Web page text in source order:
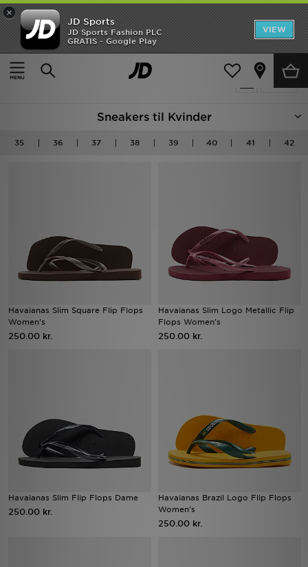
×
JD Sports
JD Sports Fashion PLC
GRATIS - Google Play
VIEW
Hjem
Damer Damesko
736 Produkter fundet
Sneakers til Kvinder
35 36 37 38 39 40 41 42
Havaianas Slim Square Flip Flops
Women's
250.00 kr.
Havaianas Slim Logo Metallic Flip
Flops Women's
250.00 kr.
Havaianas Slim Flip Flops Dame
250.00 kr.
Havaianas Brazil Logo Flip Flops
Women's
250.00 kr.
Hjem
Udsalg
Damer
Brands
Fodbold
Sport
Download JD app'en
Hjælp & information
JD Blog